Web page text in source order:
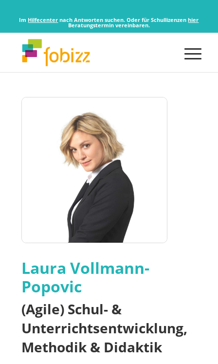
Im Hilfecenter nach Antworten suchen. Oder für Schullizenzenhier
Beratungstermin vereinbaren.
Laura Vollmann-
Popovic
(Agile) Schul- &
Unterrichtsentwicklung,
Methodik & Didaktik